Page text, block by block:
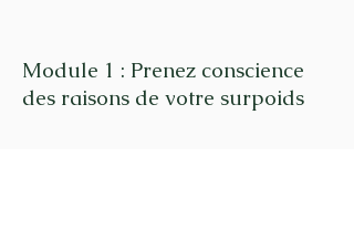
Module 1 : Prenez conscience
des raisons de votre surpoids